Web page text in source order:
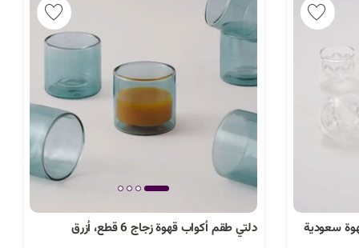
ا
ل
ب
سعودية
دلتي طقم أكواب قهوة زجاج 6 قطع، أزرق